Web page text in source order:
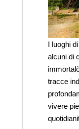
I luoghi
alcuni di
tracce
vivere